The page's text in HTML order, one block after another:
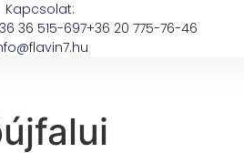
Kapcsolat:
36 515-697+36 20 775-76-46